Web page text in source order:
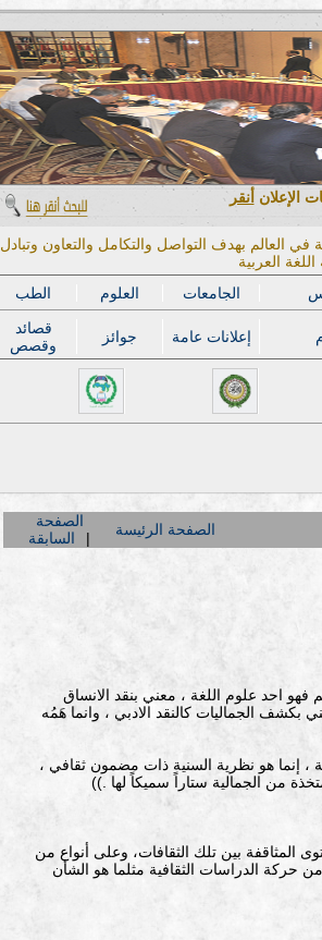
الإعلان أنقر
في العالم بهدف التواصل والتكامل والتعاون وتبادل
العربية
الطب العلوم الجامعات
قصائد
وقصص
جوائز إعلانات عامة
الصفحة
السابقة
الصفحة الرئيسة
العام . و من ثم فهو احد علوم اللغة ، معني بنقد الانساق
الجماليات كالنقد الادبي ، وانما هَمُه
باقي الصرعات الحديثة ، إنما هو نظرية السنية ذات مضمون ثقافي ،
من الجمالية ستاراً سميكاً لها .))
المثاقفة بين تلك الثقافات، وعلى أنواع من
من حركة الدراسات الثقافية مثلما هو الشأن